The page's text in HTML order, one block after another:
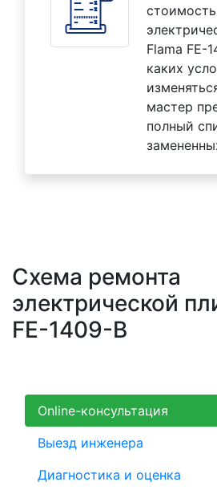
Flama FE-
каких
мастер
полный
Схема ремонта
электрической
FE-1409-B
Online-консультация
Выезд инженера
Диагностика и оценка